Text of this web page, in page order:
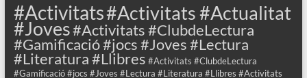
#Activitats#Activitats #Actualitat
#Joves#Activitats #ClubdeLectura
#Gamificació #jocs #Joves #Lectura
#Literatura #Llibres #Activitats #ClubdeLectura
#Gamificació #jocs #Joves #Lectura #Literatura #Llibres #Activitats